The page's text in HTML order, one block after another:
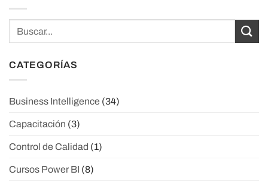
CATEGORÍAS
Business Intelligence (34)
Capacitación (3)
Control de Calidad (1)
Cursos Power BI (8)